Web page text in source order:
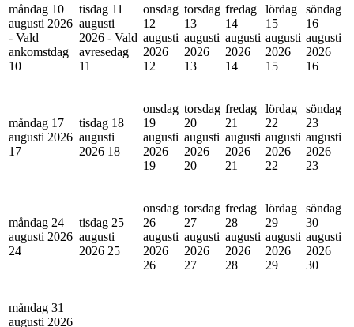
måndag 10
augusti 2026
- Vald
ankomstdag
10
tisdag 11
augusti
2026 - Vald
avresedag
11
onsdag
12
augusti
2026
12
torsdag
13
augusti
2026
13
fredag
14
augusti
2026
14
lördag
15
augusti
2026
15
söndag
16
augusti
2026
16
måndag 17
augusti 2026
17
tisdag 18
augusti
2026 18
onsdag
19
augusti
2026
19
torsdag
20
augusti
2026
20
fredag
21
augusti
2026
21
lördag
22
augusti
2026
22
söndag
23
augusti
2026
23
måndag 24
augusti 2026
24
tisdag 25
augusti
2026 25
onsdag
26
augusti
2026
26
torsdag
27
augusti
2026
27
fredag
28
augusti
2026
28
lördag
29
augusti
2026
29
söndag
30
augusti
2026
30
måndag 31
augusti 2026